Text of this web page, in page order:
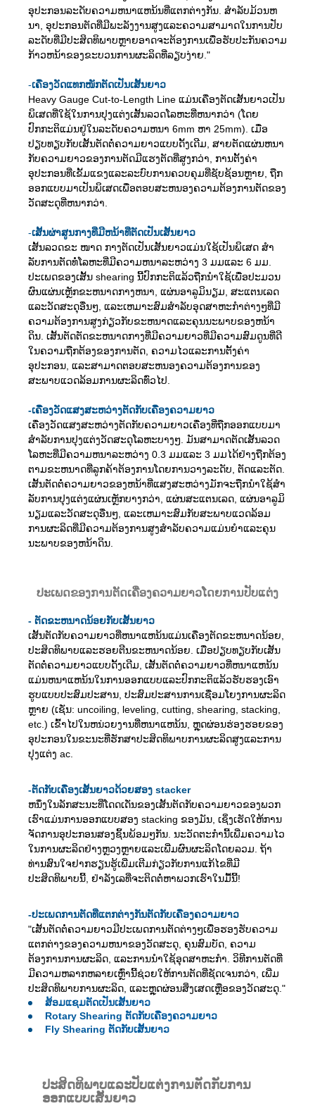
ອຸປະກອນລະດັບຄວາມຫນາແຫນ້ນທີ່ແຕກຕ່າງກັນ. ສໍາລັບມ້ວນຫ
ນາ, ອຸປະກອນຕັດທີ່ມີພະລັງງານສູງແລະຄວາມສາມາດໃນການປັບ
ລະດັບທີ່ມີປະສິດທິພາບຫຼາຍອາດຈະຕ້ອງການເພື່ອຮັບປະກັນຄວາມ
ກ້າວຫນ້າຂອງຂະບວນການຜະລິດທີ່ລຽບງ່າຍ."
-ເຄື່ອງວັດແທກໜັກຕັດເປັນເສັ້ນຍາວ
Heavy Gauge Cut-to-Length Line ແມ່ນເຄື່ອງຕັດເສັ້ນຍາວເປັນ
ພິເສດທີ່ໃຊ້ໃນການປຸງແຕ່ງເສັ້ນລວດໂລຫະທີ່ຫນາກວ່າ (ໂດຍ
ປົກກະຕິແມ່ນຢູ່ໃນລະດັບຄວາມຫນາ 6mm ຫາ 25mm). ເມື່ອ
ປຽບທຽບກັບເສັ້ນຕັດຕໍ່ຄວາມຍາວແບບດັ້ງເດີມ, ສາຍຕັດແຜ່ນຫນາ
ກັບຄວາມຍາວຂອງການຕັດມີແຮງຕັດທີ່ສູງກວ່າ, ການຕັ້ງຄ່າ
ອຸປະກອນທີ່ເຂັ້ມແຂງແລະລະບົບການຄວບຄຸມທີ່ຊັບຊ້ອນຫຼາຍ, ຖືກ
ອອກແບບມາເປັນພິເສດເພື່ອຕອບສະຫນອງຄວາມຕ້ອງການຕັດຂອງ
ວັດສະດຸທີ່ຫນາກວ່າ.
-ເສັ້ນຜ່າສູນກາງທີ່ມີຫນ້າທີ່ຕັດເປັນເສັ້ນຍາວ
ເສັ້ນລວດຂະ ໜາດ ກາງຕັດເປັນເສັ້ນຍາວແມ່ນໃຊ້ເປັນພິເສດ ສຳ
ລັບການຕັດທໍ່ໂລຫະທີ່ມີຄວາມຫນາລະຫວ່າງ 3 ມມແລະ 6 ມມ.
ປະເພດຂອງເສັ້ນ shearing ນີ້ປົກກະຕິແລ້ວຖືກນໍາໃຊ້ເພື່ອປະມວນ
ຜົນແຜ່ນເຫຼັກຂະຫນາດກາງຫນາ, ແຜ່ນອາລູມິນຽມ, ສະແຕນເລດ
ແລະວັດສະດຸອື່ນໆ, ແລະເຫມາະສົມສໍາລັບອຸດສາຫະກໍາຕ່າງໆທີ່ມີ
ຄວາມຕ້ອງການສູງກ່ຽວກັບຂະຫນາດແລະຄຸນນະພາບຂອງຫນ້າ
ດິນ. ເສັ້ນຕັດຕັດຂະຫນາດກາງທີ່ມີຄວາມຍາວທີ່ມີຄວາມສົມດູນທີ່ດີ
ໃນຄວາມຖືກຕ້ອງຂອງການຕັດ, ຄວາມໄວແລະການຕັ້ງຄ່າ
ອຸປະກອນ, ແລະສາມາດຕອບສະຫນອງຄວາມຕ້ອງການຂອງ
ສະພາບແວດລ້ອມການຜະລິດທົ່ວໄປ.
-ເຄື່ອງວັດແສງສະຫວ່າງຕັດກັບເຄື່ອງຄວາມຍາວ
ເຄື່ອງວັດແສງສະຫວ່າງຕັດກັບຄວາມຍາວເຄື່ອງທີ່ຖືກອອກແບບມາ
ສໍາລັບການປຸງແຕ່ງວັດສະດຸໂລຫະບາງໆ. ມັນສາມາດຕັດເສັ້ນລວດ
ໂລຫະທີ່ມີຄວາມຫນາລະຫວ່າງ 0.3 ມມແລະ 3 ມມໄດ້ຢ່າງຖືກຕ້ອງ
ຕາມຂະຫນາດທີ່ລູກຄ້າຕ້ອງການໂດຍການວາງລະດັບ, ຕັດແລະຕັດ.
ເສັ້ນຕັດຕໍ່ຄວາມຍາວຂອງຫນ້າທີ່ແສງສະຫວ່າງມັກຈະຖືກນໍາໃຊ້ສໍາ
ລັບການປຸງແຕ່ງແຜ່ນເຫຼັກບາງກວ່າ, ແຜ່ນສະແຕນເລດ, ແຜ່ນອາລູມິ
ນຽມແລະວັດສະດຸອື່ນໆ, ແລະເຫມາະສົມກັບສະພາບແວດລ້ອມ
ການຜະລິດທີ່ມີຄວາມຕ້ອງການສູງສໍາລັບຄວາມແມ່ນຍໍາແລະຄຸນ
ນະພາບຂອງຫນ້າດິນ.
ປະເພດຂອງການຕັດເຄື່ອງຄວາມຍາວໂດຍການປັບແຕ່ງ
- ຕັດ​ຂະ​ຫນາດ​ນ້ອຍ​ກັບ​ເສັ້ນ​ຍາວ​
ເສັ້ນຕັດກັບຄວາມຍາວທີ່ຫນາແຫນ້ນແມ່ນເຄື່ອງຕັດຂະຫນາດນ້ອຍ,
ປະສິດທິພາບແລະຮອຍຕີນຂະຫນາດນ້ອຍ. ເມື່ອປຽບທຽບກັບເສັ້ນ
ຕັດຕໍ່ຄວາມຍາວແບບດັ້ງເດີມ, ເສັ້ນຕັດຕໍ່ຄວາມຍາວທີ່ຫນາແຫນ້ນ
ແມ່ນຫນາແຫນ້ນໃນການອອກແບບແລະປົກກະຕິແລ້ວຮັບຮອງເອົາ
ຮູບແບບປະສົມປະສານ, ປະສົມປະສານການເຊື່ອມໂຍງການຜະລິດ
ຫຼາຍ (ເຊັ່ນ: uncoiling, leveling, cutting, shearing, stacking,
etc.) ເຂົ້າໄປໃນຫນ່ວຍງານທີ່ຫນາແຫນ້ນ, ຫຼຸດຜ່ອນຮ່ອງຮອຍຂອງ
ອຸປະກອນໃນຂະນະທີ່ຮັກສາປະສິດທິພາບການຜະລິດສູງແລະການ
ປຸງແຕ່ງ ac.
-ຕັດກັບເຄື່ອງເສັ້ນຍາວດ້ວຍສອງ stacker
ຫນຶ່ງໃນລັກສະນະທີ່ໂດດເດັ່ນຂອງເສັ້ນຕັດກັບຄວາມຍາວຂອງພວກ
ເຮົາແມ່ນການອອກແບບສອງ stacking ຂອງມັນ, ເຊິ່ງເຮັດໃຫ້ການ
ຈັດການອຸປະກອນສອງຊິ້ນພ້ອມໆກັນ. ນະວັດຕະກໍານີ້ເພີ່ມຄວາມໄວ
ໃນການຜະລິດຢ່າງຫຼວງຫຼາຍແລະເພີ່ມຜົນຜະລິດໂດຍລວມ. ຖ້າ
ທ່ານສົນໃຈຢາກຮຽນຮູ້ເພີ່ມເຕີມກ່ຽວກັບການແກ້ໄຂທີ່ມີ
ປະສິດທິພາບນີ້, ຢ່າລັງເລທີ່ຈະຕິດຕໍ່ຫາພວກເຮົາໃນມື້ນີ້!
-ປະເພດການຕັດທີ່ແຕກຕ່າງກັນຕັດກັບເຄື່ອງຄວາມຍາວ
"ເສັ້ນຕັດຕໍ່ຄວາມຍາວມີປະເພດການຕັດຕ່າງໆເພື່ອຮອງຮັບຄວາມ
ແຕກຕ່າງຂອງຄວາມຫນາຂອງວັດສະດຸ, ຄຸນສົມບັດ, ຄວາມ
ຕ້ອງການການຜະລິດ, ແລະການນໍາໃຊ້ອຸດສາຫະກໍາ. ວິທີການຕັດທີ່
ມີຄວາມຫລາກຫລາຍເຫຼົ່ານີ້ຊ່ວຍໃຫ້ການຕັດທີ່ຊັດເຈນກວ່າ, ເພີ່ມ
ປະສິດທິພາບການຜະລິດ, ແລະຫຼຸດຜ່ອນສິ່ງເສດເຫຼືອຂອງວັດສະດຸ."
ສ້ອມແຊມຕັດເປັນເສັ້ນຍາວ
Rotary Shearing ຕັດກັບເຄື່ອງຄວາມຍາວ
Fly Shearing ຕັດກັບເສັ້ນຍາວ
ປະສິດທິພາບແລະປັບແຕ່ງການຕັດກັບການ
ອອກແບບເສັ້ນຍາວ